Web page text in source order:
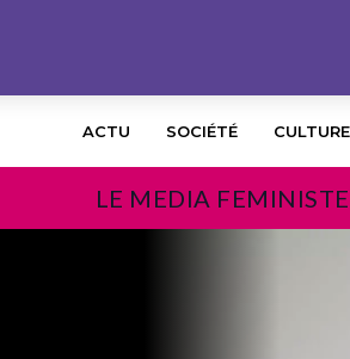
ACTU SOCIÉTÉ CULTURE
LE MEDIA